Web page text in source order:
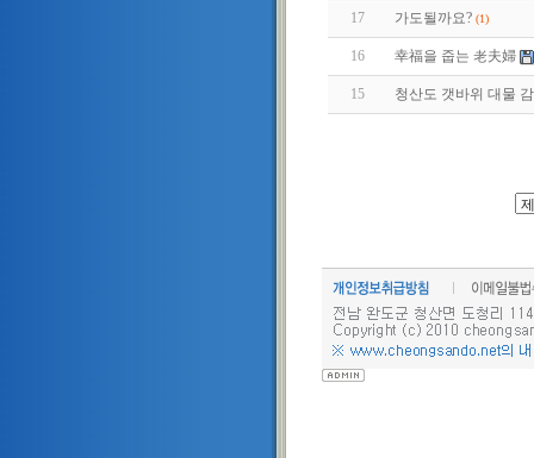
17 가도될까요? (1)
16 幸福을 줍는 老夫婦
15 청산도 갯바위 대물